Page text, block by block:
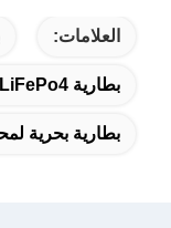
العلامات:
بطارية LiFePo4 قابلة لإعادة الشحن 24V
بطارية بحرية